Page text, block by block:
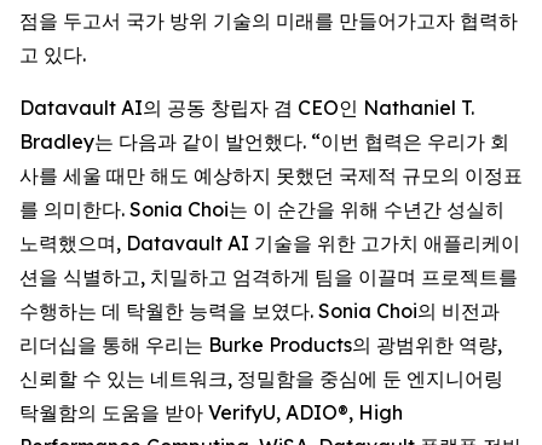
점을 두고서 국가 방위 기술의 미래를 만들어가고자 협력하
고 있다.
Datavault AI의 공동 창립자 겸 CEO인 Nathaniel T.
Bradley는 다음과 같이 발언했다. “이번 협력은 우리가 회
사를 세울 때만 해도 예상하지 못했던 국제적 규모의 이정표
를 의미한다. Sonia Choi는 이 순간을 위해 수년간 성실히
노력했으며, Datavault AI 기술을 위한 고가치 애플리케이
션을 식별하고, 치밀하고 엄격하게 팀을 이끌며 프로젝트를
수행하는 데 탁월한 능력을 보였다. Sonia Choi의 비전과
리더십을 통해 우리는 Burke Products의 광범위한 역량,
신뢰할 수 있는 네트워크, 정밀함을 중심에 둔 엔지니어링
탁월함의 도움을 받아 VerifyU, ADIO®, High